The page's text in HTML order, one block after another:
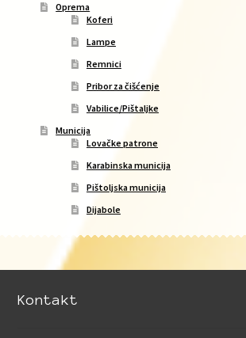
Oprema
Koferi
Lampe
Remnici
Pribor za čišćenje
Vabilice/Pištaljke
Municija
Lovačke patrone
Karabinska municija
Pištoljska municija
Dijabole
Kontakt